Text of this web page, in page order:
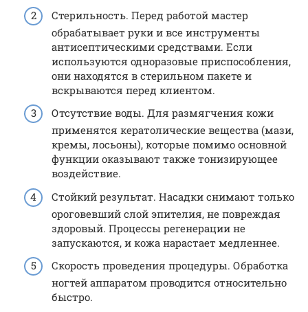
Стерильность. Перед работой мастер
обрабатывает руки и все инструменты
антисептическими средствами. Если
используются одноразовые приспособления,
они находятся в стерильном пакете и
вскрываются перед клиентом.
Отсутствие воды. Для размягчения кожи
применятся кератолические вещества (мази,
кремы, лосьоны), которые помимо основной
функции оказывают также тонизирующее
воздействие.
Стойкий результат. Насадки снимают только
ороговевший слой эпителия, не повреждая
здоровый. Процессы регенерации не
запускаются, и кожа нарастает медленнее.
Скорость проведения процедуры. Обработка
ногтей аппаратом проводится относительно
быстро.